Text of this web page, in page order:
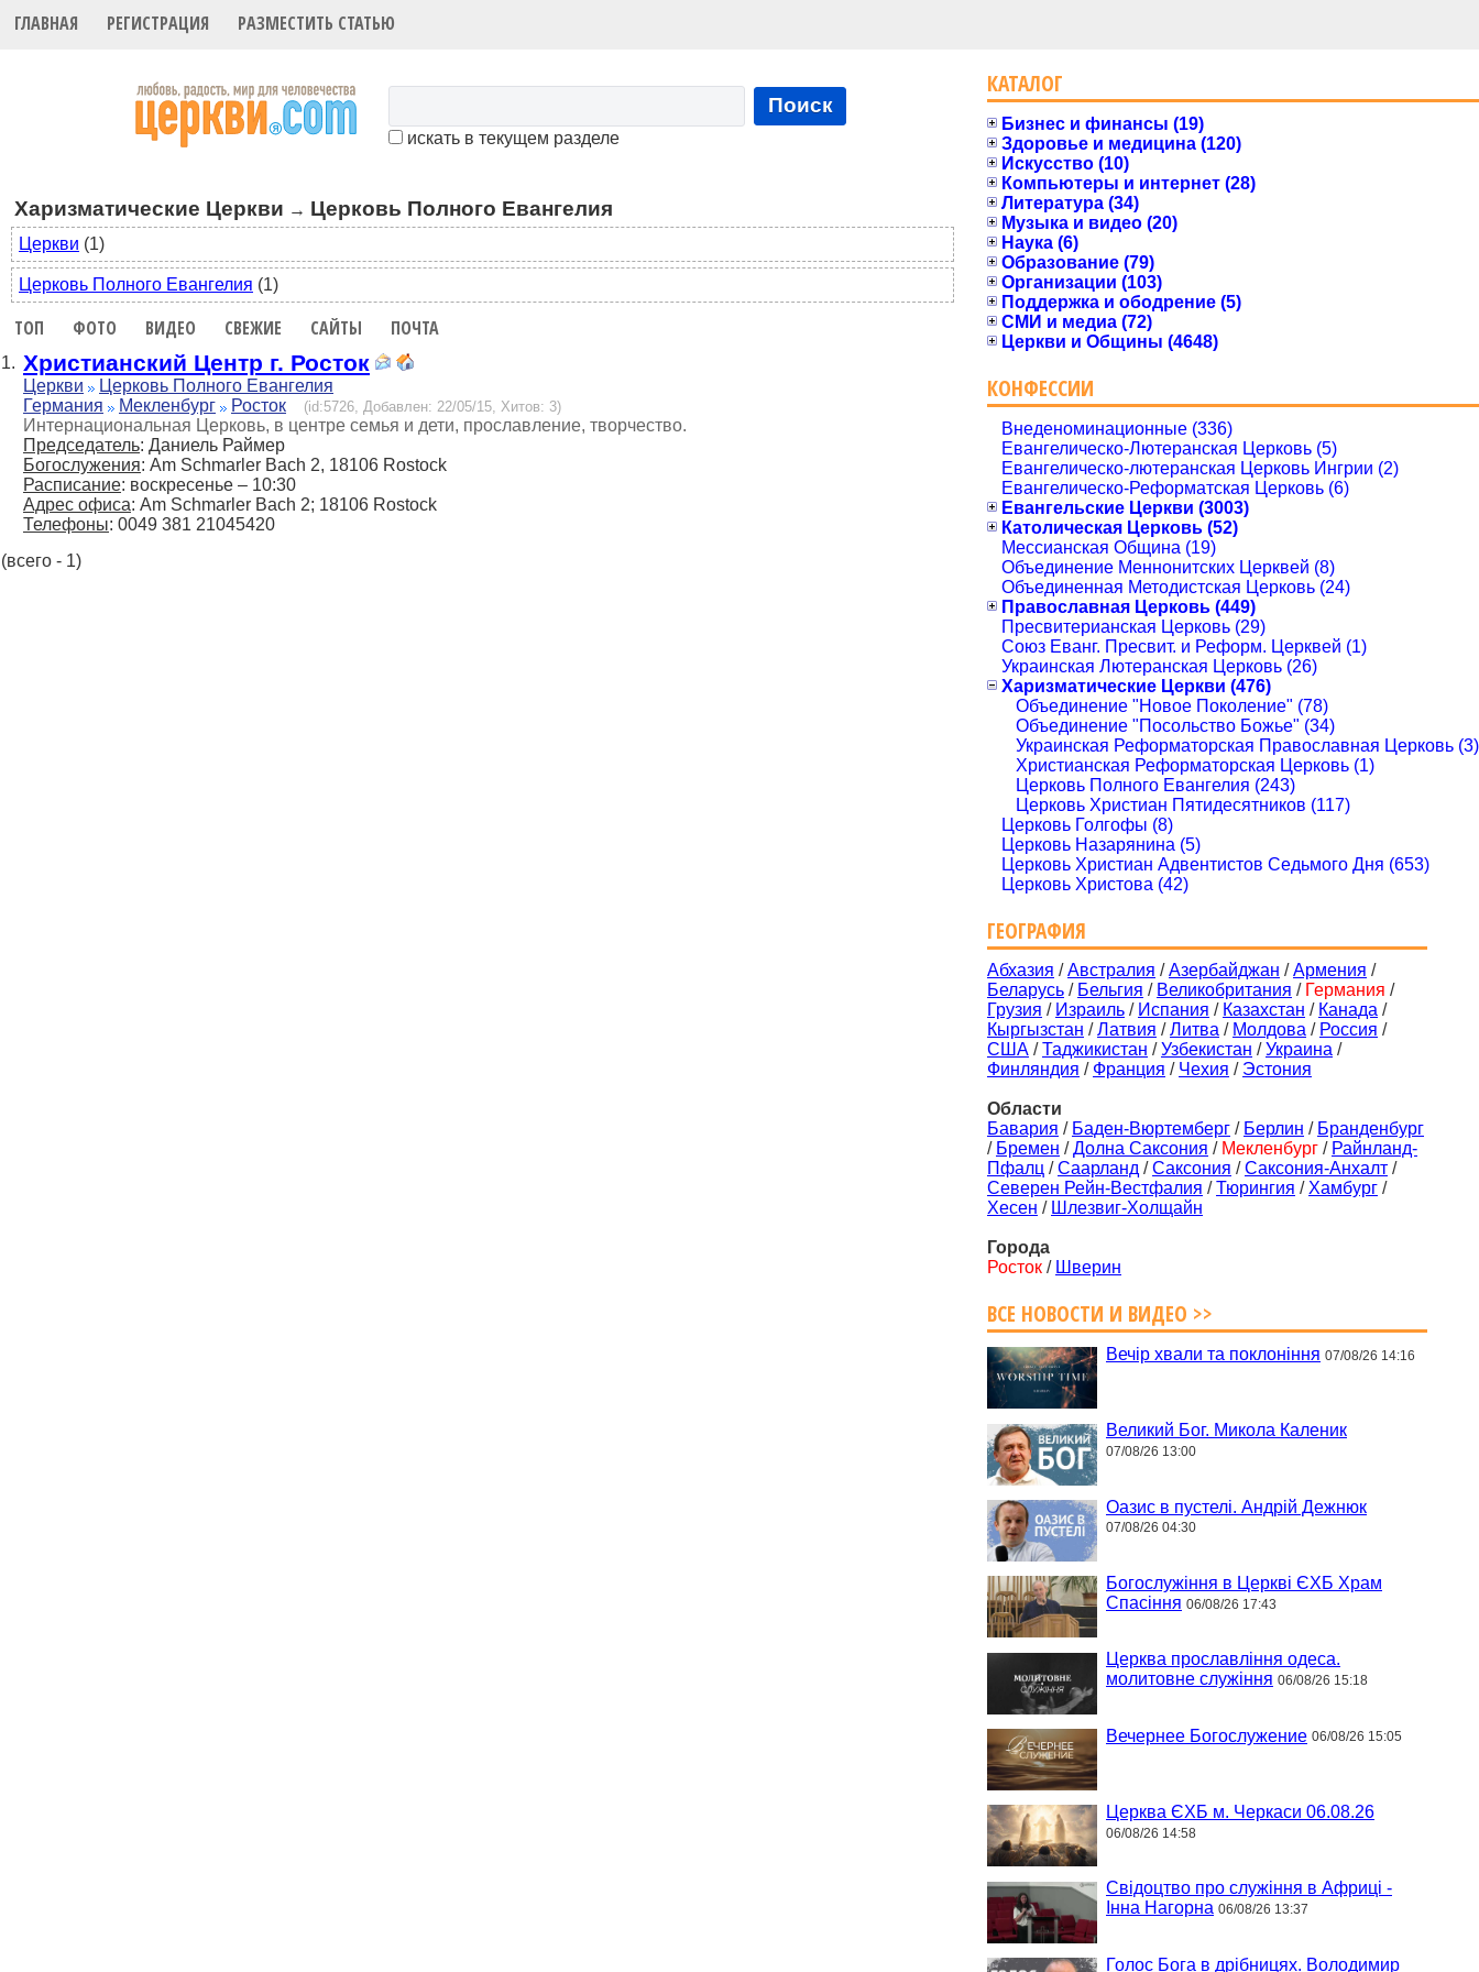
ГЛАВНАЯ РЕГИСТРАЦИЯ РАЗМЕСТИТЬ СТАТЬЮ
Поиск
искать в текущем разделе
Харизматические Церкви → Церковь Полного Евангелия
Церкви (1)
Церковь Полного Евангелия (1)
ТОП ФОТО ВИДЕО СВЕЖИЕ САЙТЫ ПОЧТА
1. Христианский Центр г. Росток
Церкви
Церковь Полного Евангелия
Германия
Мекленбург Росток (id:5726, Добавлен: 22/05/15, Хитов: 3)
Интернациональная Церковь, в центре семья и дети, прославление, творчество.
Председатель: Даниель Раймер
Богослужения: Am Schmarler Bach 2, 18106 Rostock
Расписание: воскресенье – 10:30
Адрес офиса: Am Schmarler Bach 2; 18106 Rostock
Телефоны: 0049 381 21045420
(всего - 1)
КАТАЛОГ
Бизнес и финансы (19)
Здоровье и медицина (120)
Искусство (10)
Компьютеры и интернет (28)
Литература (34)
Музыка и видео (20)
Наука (6)
Образование (79)
Организации (103)
Поддержка и ободрение (5)
СМИ и медиа (72)
Церкви и Общины (4648)
КОНФЕССИИ
Внеденоминационные (336)
Евангелическо-Лютеранская Церковь (5)
Евангелическо-лютеранская Церковь Ингрии (2)
Евангелическо-Реформатская Церковь (6)
Евангельские Церкви (3003)
Католическая Церковь (52)
Мессианская Община (19)
Объединение Меннонитских Церквей (8)
Объединенная Методистская Церковь (24)
Православная Церковь (449)
Пресвитерианская Церковь (29)
Союз Еванг. Пресвит. и Реформ. Церквей (1)
Украинская Лютеранская Церковь (26)
Харизматические Церкви (476)
Объединение "Новое Поколение" (78)
Объединение "Посольство Божье" (34)
Украинская Реформаторская Православная Церковь (3)
Христианская Реформаторская Церковь (1)
Церковь Полного Евангелия (243)
Церковь Христиан Пятидесятников (117)
Церковь Голгофы (8)
Церковь Назарянина (5)
Церковь Христиан Адвентистов Седьмого Дня (653)
Церковь Христова (42)
ГЕОГРАФИЯ
Абхазия /Австралия /Азербайджан /Армения /
Беларусь / Бельгия / Великобритания / Германия /
Грузия / Израиль / Испания / Казахстан / Канада /
Кыргызстан /Латвия /Литва / Молдова / Россия /
США /Таджикистан /Узбекистан /Украина /
Финляндия / Франция / Чехия / Эстония
Области
Бавария / Баден-Вюртемберг / Берлин / Бранденбург
/ Бремен /Долна Саксония / Мекленбург / Райнланд-
Пфалц /Саарланд /Саксония /Саксония-Анхалт /
Северен Рейн-Вестфалия /Тюрингия / Хамбург /
Хесен / Шлезвиг-Холщайн
Города
Росток / Шверин
ВСЕ НОВОСТИ И ВИДЕО >>
Вечір хвали та поклоніння 07/08/26 14:16
Великий Бог. Микола Каленик
07/08/26 13:00
Оазис в пустелі. Андрій Дежнюк
07/08/26 04:30
Богослужіння в Церкві ЄХБ Храм
Спасіння 06/08/26 17:43
Церква прославління одеса.
молитовне служіння 06/08/26 15:18
Вечернее Богослужение 06/08/26 15:05
Церква ЄХБ м. Черкаси 06.08.26
06/08/26 14:58
Свідоцтво про служіння в Африці -
Інна Нагорна 06/08/26 13:37
Голос Бога в дрібницях. Володимир